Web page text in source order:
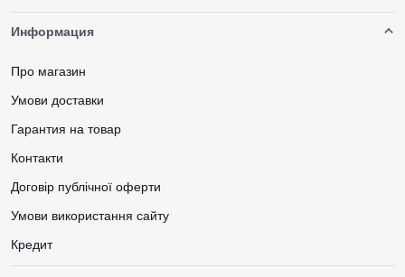
Информация
Про магазин
Умови доставки
Гарантия на товар
Контакти
Договір публічної оферти
Умови використання сайту
Кредит